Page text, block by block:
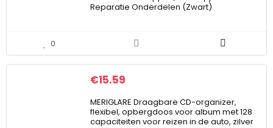
Reparatie Onderdelen (Zwart)
0
€15.59
MERIGLARE Draagbare CD-organizer,
flexibel, opbergdoos voor album met 128
capaciteiten voor reizen in de auto, zilver